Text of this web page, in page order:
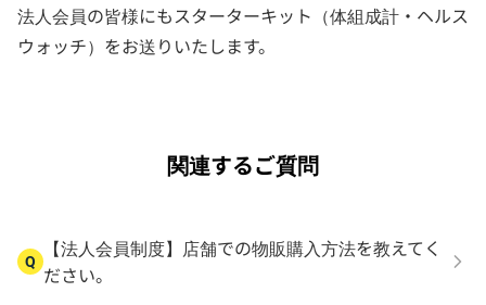
法人会員の皆様にもスターターキット（体組成計・ヘルス
ウォッチ）をお送りいたします。
関連するご質問
Q
【法人会員制度】店舗での物販購入方法を教えてく
ださい。